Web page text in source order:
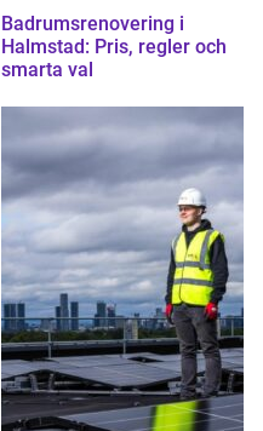
Badrumsrenovering i
Halmstad: Pris, regler och
smarta val